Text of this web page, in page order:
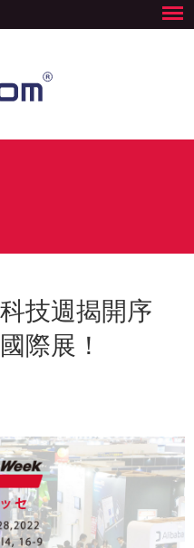
技週揭開序
際展！